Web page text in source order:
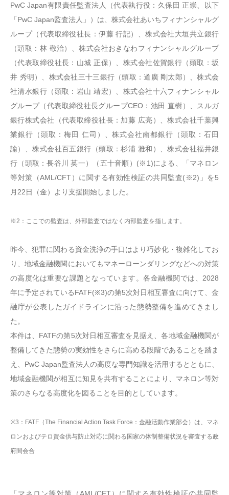
PwC Japan有限責任監査法人（代表執行役：久保田 正崇、以下
「PwC Japan監査法人」）は、株式会社あいちフィナンシャルグ
ループ（代表取締役社長：伊藤 行記）、株式会社大垣共立銀行
（頭取：林 敬治）、株式会社おきなわフィナンシャルグループ
（代表取締役社長：山城 正保）、株式会社佐賀銀行（頭取：坂
井 秀明）、株式会社三十三銀行（頭取：道廣 剛太郎）、株式会
社清水銀行（頭取：岩山 靖宏）、株式会社十六フィナンシャル
グループ（代表取締役社長グループCEO：池田 直樹）、スルガ
銀行株式会社（代表取締役社長：加藤 広亮）、株式会社千葉興
業銀行（頭取：梅田 仁司）、株式会社南都銀行（頭取：石田
諭）、株式会社百五銀行（頭取：杉浦 雅和）、株式会社福井銀
行（頭取：長谷川 英一）（五十音順）(※1)による、「マネロン
等対策（AML/CFT）に関する有効性検証の共同監査(※2)」を5
月22日（金）より支援開始しました。
※2：ここでの監査は、外部監査ではなく内部監査を指します。
昨今、犯罪に関わる資金洗浄の手口はより巧妙化・複雑化してお
り、地域金融機関においてもマネーローンダリングなどへの対策
の高度化は重要な課題となっています。各金融機関では、2028
年に予定されているFATF(※3)の第5次対日相互審査に向けて、金
融庁が公表したガイドラインに沿った態勢整備を進めてきまし
た。
本件は、FATFの第5次対日相互審査を見据え、各地域金融機関が
整備してきた態勢の実効性をさらに高める段階であることを踏ま
え、PwC Japan監査法人の高度な専門知識を活用するとともに、
地域金融機関が相互に知見を共有することにより、マネロン等対
策のさらなる高度化を図ることを目的としています。
※3：FATF（The Financial Action Task Force：金融活動作業部会）は、マネ
ロンおよびテロ資金供与防止対応に関わる国家の体制整備状況を審査する政
府間会合
「マネロン等対策（AML/CFT）に関する有効性検証の共同監